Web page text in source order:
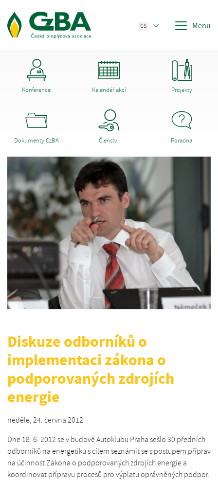
CS Menu
Konference Kalendář akcí Projekty
Dokumenty CzBA Členství Poradna
Diskuze odborníků o
implementaci zákona o
podporovaných zdrojích
energie
neděle, 24. června 2012
Dne 18. 6. 2012 se v budově Autoklubu Praha sešlo 30 předních
odborníků na energetiku s cílem seznámit se s postupem příprav
na účinnost Zákona o podporovaných zdrojích energie a
koordinovat přípravu procesů pro výplatu oprávněných podpor.